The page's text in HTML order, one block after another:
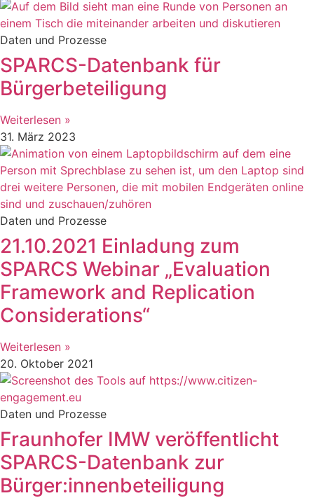
Daten und Prozesse
SPARCS-Datenbank für
Bürgerbeteiligung
Weiterlesen »
31. März 2023
Daten und Prozesse
21.10.2021 Einladung zum
SPARCS Webinar „Evaluation
Framework and Replication
Considerations“
Weiterlesen »
20. Oktober 2021
Daten und Prozesse
Fraunhofer IMW veröffentlicht
SPARCS-Datenbank zur
Bürger:innenbeteiligung